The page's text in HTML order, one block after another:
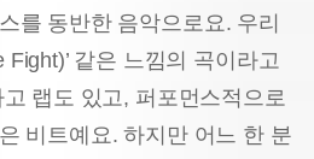
를 동반한 음악으로요. 우리
Fight)’ 같은 느낌의 곡이라고
랩도 있고, 퍼포먼스적으로
비트예요. 하지만 어느 한 분